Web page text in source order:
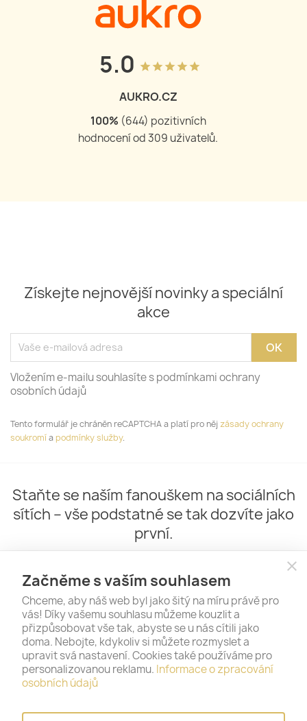
5.0 grade grade grade grade grade
AUKRO.CZ
100% (644) pozitivních
hodnocení od309 uživatelů.
Získejte nejnovější novinky a speciální
akce
Vložením e-mailu souhlasíte s podmínkami ochrany
osobních údajů
Tento formulář je chráněn reCAPTCHA a platí pro něj zásady ochrany
soukromía podmínky služby.
Staňte se naším fanouškem na sociálních
sítích – vše podstatné se tak dozvíte jako
první.
PRODUKTY
NAŠE SPOLEČNOST 
close
Začněme s vaším souhlasem
Chceme, aby náš web byl jako šitý na míru právě pro
vás! Díky vašemu souhlasu můžeme kouzlit a
přizpůsobovat vše tak, abyste se u nás cítili jako
doma. Nebojte, kdykoliv si můžete rozmyslet a
upravit svá nastavení. Cookies také používáme pro
personalizovanou reklamu. Informace o zpracování
osobních údajů